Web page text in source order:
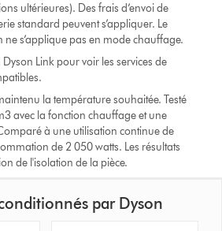
ultérieures). Des frais d’envoi de
standard peuvent s’appliquer. Le
ne s’applique pas en mode chauffage.
Link pour voir les services de
la température souhaitée. Testé
avec la fonction chauffage et une
à une utilisation continue de
de 2 050 watts. Les résultats
de l'isolation de la pièce.
par Dyson